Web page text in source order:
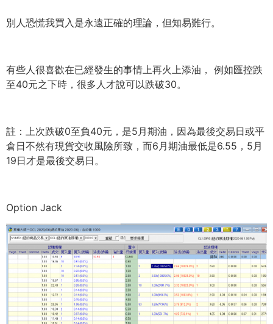
別人恐慌我買入是永遠正確的理論，但知易難行。
有些人很喜歡在已經發生的事情上再火上添油， 例如匯控跌
至40元之下時，很多人才說可以跌破30。
註：上次跌破0至負40元，是5月期油， 因為最後交易日或平
倉日不然有現貨交收風險所致， 而6月期油最低是6.55，5月
19日才是最後交易日。
Option Jack